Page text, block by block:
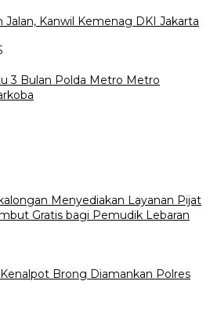
Jalan, Kanwil Kemenag DKI Jakarta
3 Bulan Polda Metro Metro
Menyediakan Layanan Pijat
Gratis bagi Pemudik Lebaran
Brong Diamankan Polres